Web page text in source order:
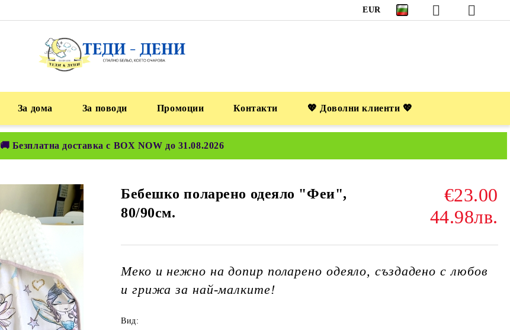
EUR
За дома За поводи Промоции Контакти 💖 Доволни клиенти 💖
🚚 Безплатна доставка с BOX NOW до 31.08.2026
Бебешко поларено одеяло "Феи",
80/90см.
€23.00
44.98лв.
Меко и нежно на допир поларено одеяло, създадено с любов
и грижа за най-малките!
Вид: